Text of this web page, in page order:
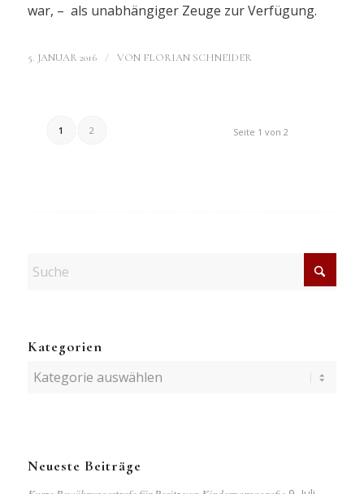
war, – als unabhängiger Zeuge zur Verfügung.
5. JANUAR 2016 / VON FLORIAN SCHNEIDER
Seite 1 von 2
1 2
Kategorien
Kategorien
Neueste Beiträge